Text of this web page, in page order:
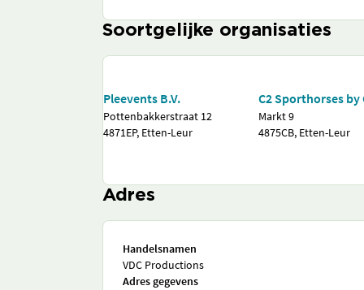
Soortgelijke organisaties
Pleevents B.V.
Pottenbakkerstraat 12
4871EP, Etten-Leur
C2 Sporthorses by
Markt 9
4875CB, Etten-Leur
Adres
Handelsnamen
VDC Productions
Adres gegevens